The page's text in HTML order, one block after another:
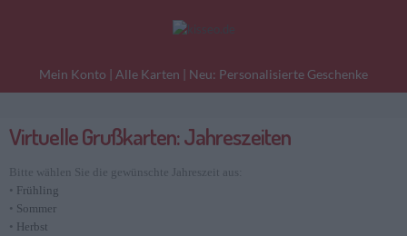
Mein Konto | Alle Karten | Neu: Personalisierte Geschenke
Liebesgrüße Danke
Virtuelle Grußkarten: Jahreszeiten
Bitte wählen Sie die gewünschte Jahreszeit aus:
• Frühling
• Sommer
• Herbst